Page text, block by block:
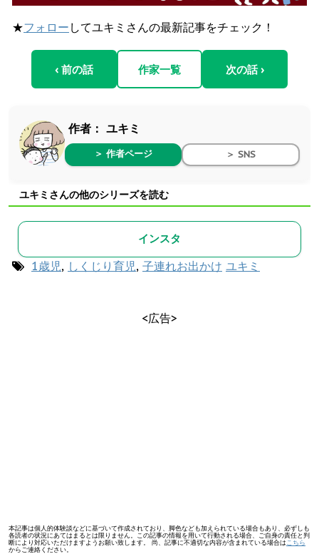
★フォロー してユキミさんの最新記事をチェック！
‹ 前の話 作家一覧 次の話 ›
作者： ユキミ
＞ 作者ページ ＞ SNS
ユキミさんの他のシリーズを読む
インスタ
1歳児, しくじり育児, 子連れお出かけ ユキミ
<広告>
本記事は個人的体験談などに基づいて作成されており、脚色なども加えられている場合もあり、必ずしも
各読者の状況にあてはまるとは限りません。この記事の情報を用いて行動される場合、ご自身の責任と判
断により対応いただけますようお願い致します。 尚、記事に不適切な内容が含まれている場合は こちら
からご連絡ください。